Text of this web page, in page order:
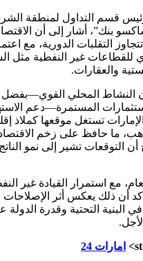
قسم التداول لمنطقة
بنك”، أشار إلى أن
التقلبات الدورية، مع
للقطاعات غير النفطية مثل
والعقارات.
المحلي القوي—بفضل
المستمرة—دعم
الإمارات تستغل موقعها كملاذ
ما حافظ على زخم
أن التوقعات تشير إلى نمو
العام، مع استمرار القيادة
أن ذلك يعكس أثر الإصلاحات
في البنية التحتية وقدرة
امارات 24